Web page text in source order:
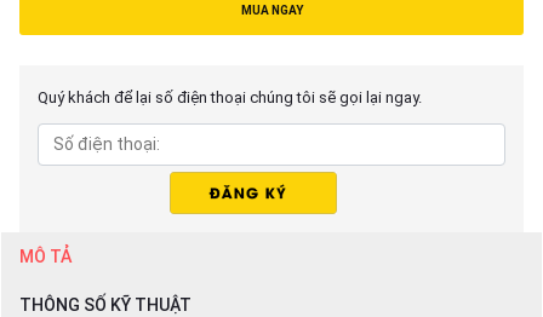
MUA NGAY
Quý khách để lại số điện thoại chúng tôi sẽ gọi lại ngay.
MÔ TẢ
THÔNG SỐ KỸ THUẬT